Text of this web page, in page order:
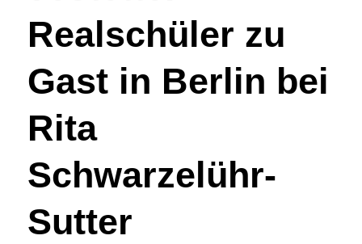
Realschüler zu
Gast in Berlin bei
Rita
Schwarzelühr-
Sutter